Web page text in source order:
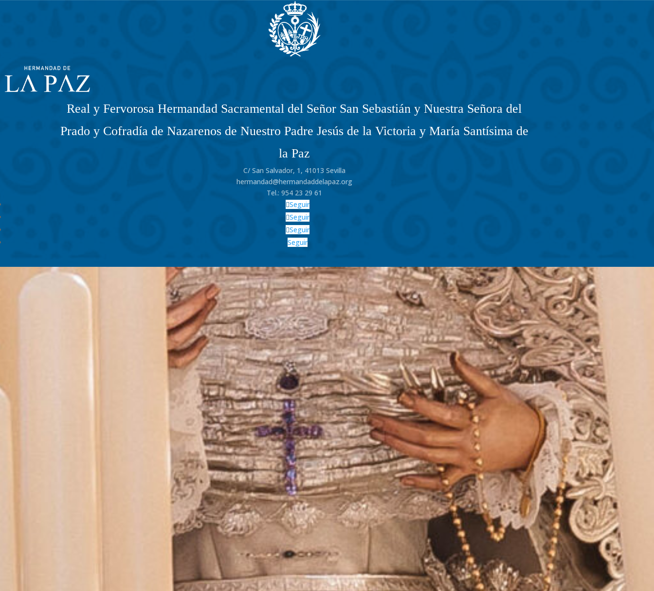
Real y Fervorosa Hermandad Sacramental del Señor San Sebastián y Nuestra Señora del
Prado y Cofradía de Nazarenos de Nuestro Padre Jesús de la Victoria y María Santísima de
la Paz
C/ San Salvador, 1, 41013 Sevilla
hermandad@hermandaddelapaz.org
Tel.: 954 23 29 61
Seguir
Seguir
Seguir
Seguir